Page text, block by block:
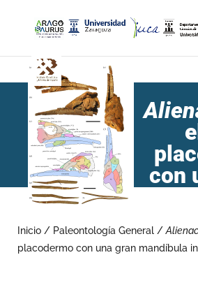
con
Inicio / Paleontología General /
placodermo con una gran mandíbula